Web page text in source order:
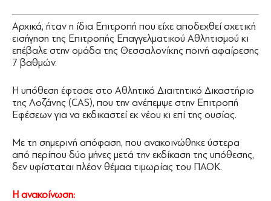
Αρχικά, ήταν η ίδια Επιτροπή που είχε αποδεχθεί σχετική
εισήγηση της Επιτροπής Επαγγελματικού Αθλητισμού κι
επέβαλε στην ομάδα της Θεσσαλονίκης ποινή αφαίρεσης
7 βαθμών.
Η υπόθεση έφτασε στο Αθλητικό Διαιτητικό Δικαστήριο
της Λοζάνης (CAS), που την ανέπεμψε στην Επιτροπή
Εφέσεων για να εκδικαστεί εκ νέου κι επί της ουσίας.
Με τη σημερινή απόφαση, που ανακοινώθηκε ύστερα
από περίπου δύο μήνες μετά την εκδίκαση της υπόθεσης,
δεν υφίσταται πλέον θέμαα τιμωρίας του ΠΑΟΚ.
Η ανακοίνωση: